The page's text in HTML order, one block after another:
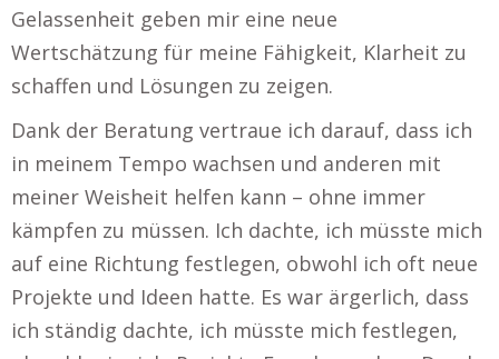
Gelassenheit geben mir eine neue
Wertschätzung für meine Fähigkeit, Klarheit zu
schaffen und Lösungen zu zeigen.
Dank der Beratung vertraue ich darauf, dass ich
in meinem Tempo wachsen und anderen mit
meiner Weisheit helfen kann – ohne immer
kämpfen zu müssen. Ich dachte, ich müsste mich
auf eine Richtung festlegen, obwohl ich oft neue
Projekte und Ideen hatte. Es war ärgerlich, dass
ich ständig dachte, ich müsste mich festlegen,